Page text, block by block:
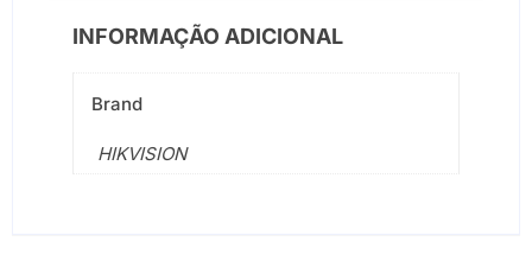
INFORMAÇÃO ADICIONAL
Brand
HIKVISION